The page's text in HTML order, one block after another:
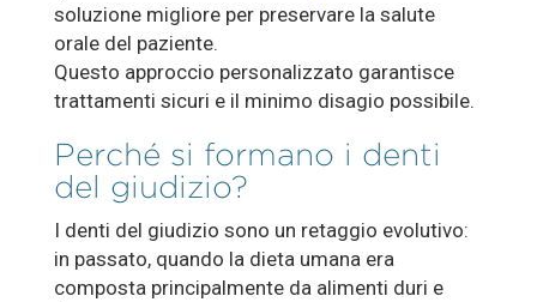
soluzione migliore per preservare la salute
orale del paziente.
Questo approccio personalizzato garantisce
trattamenti sicuri e il minimo disagio possibile.
Perché si formano i denti
del giudizio?
I denti del giudizio sono un retaggio evolutivo:
in passato, quando la dieta umana era
composta principalmente da alimenti duri e